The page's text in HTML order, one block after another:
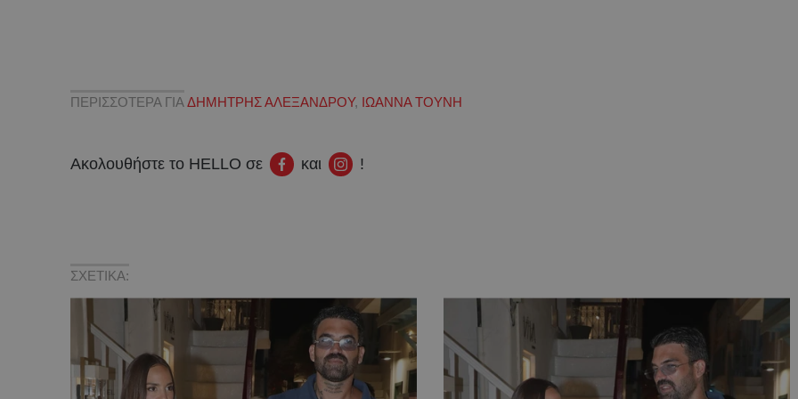
ΠΕΡΙΣΣΟΤΕΡΑ ΓΙΑ ΔΗΜΗΤΡΗΣ ΑΛΕΞΑΝΔΡΟΥ, ΙΩΑΝΝΑ ΤΟΥΝΗ
Ακολουθήστε το HELLO σε και !
ΣΧΕΤΙΚΑ: